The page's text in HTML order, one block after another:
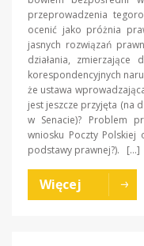
przeprowadzenia
ocenić jako próżnia
jasnych rozwiązań
działania, zmierzające
korespondencyjnych
że ustawa
jest jeszcze przyjęta (na
w Senacie)? Problem
wniosku Poczty
podstawy prawnej?). […]
Więcej